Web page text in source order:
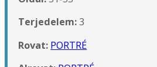
Terjedelem:3
Rovat: PORTRÉ